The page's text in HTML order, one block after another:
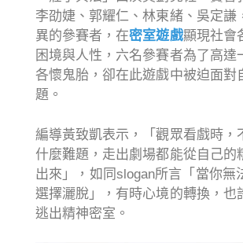
李劭婕、郭耀仁、林東緒、吳定謙
異的參賽者，在密室遊戲顯現社會
困境與人性，六名參賽者為了高達
各懷鬼胎，卻在此遊戲中被迫面對
題。
編導黃致凱表示，「觀眾看戲時，
什麼難題，走出劇場都能從自己的
出來」，如同slogan所言「當你無
選擇灑脫」，有時心境的轉換，也
逃出精神密室。